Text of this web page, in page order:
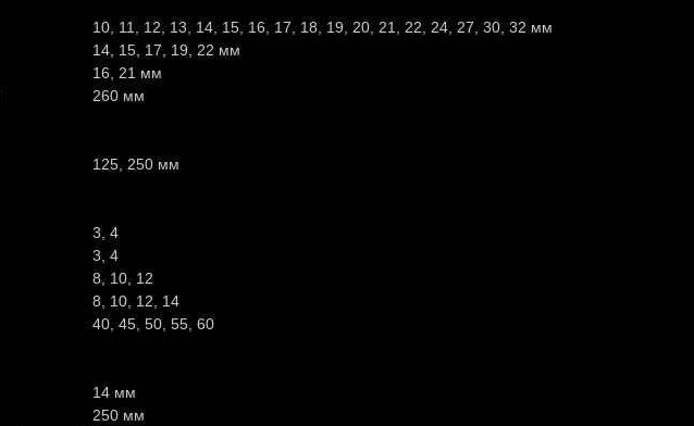
10, 11, 12, 13, 14, 15, 16, 17, 18, 19, 20, 21, 22, 24, 27, 30, 32 мм
14, 15, 17, 19, 22 мм
16, 21 мм
260 мм
125, 250 мм
3, 4
3, 4
8, 10, 12
8, 10, 12, 14
40, 45, 50, 55, 60
14 мм
250 мм